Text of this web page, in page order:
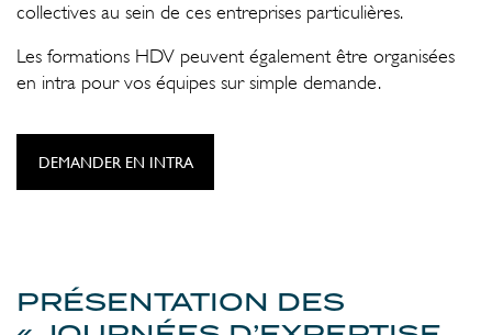
collectives au sein de ces entreprises particulières.
Les formations HDV peuvent également être organisées
en intra pour vos équipes sur simple demande.
DEMANDER EN INTRA
PRÉSENTATION DES